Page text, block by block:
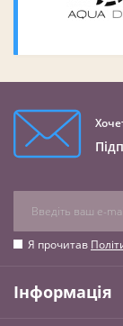
Я прочитав
Інформація